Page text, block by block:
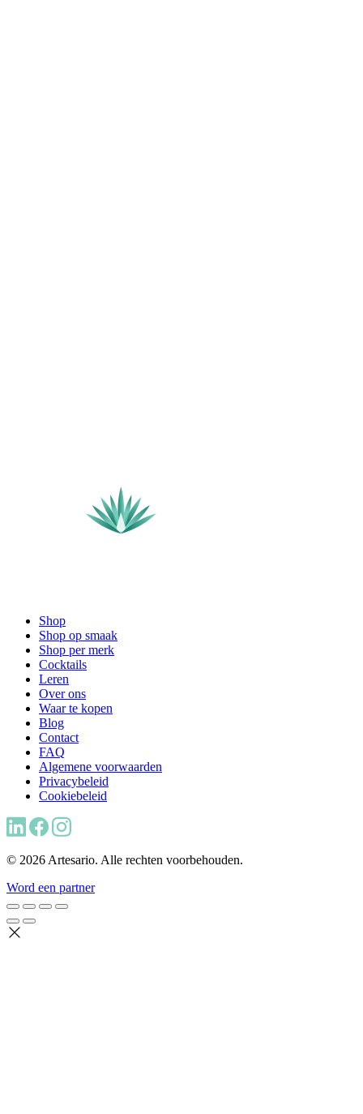
Shop
Shop op smaak
Shop per merk
Cocktails
Leren
Over ons
Waar te kopen
Blog
Contact
FAQ
Algemene voorwaarden
Privacybeleid
Cookiebeleid
© 2026 Artesario. Alle rechten voorbehouden.
Word een partner